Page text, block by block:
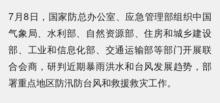
7月8日，国家防总办公室、应急管理部组织中国
气象局、水利部、自然资源部、住房和城乡建设
部、工业和信息化部、交通运输部等部门开展联
合会商，研判近期暴雨洪水和台风发展趋势，部
署重点地区防汛防台风和救援救灾工作。